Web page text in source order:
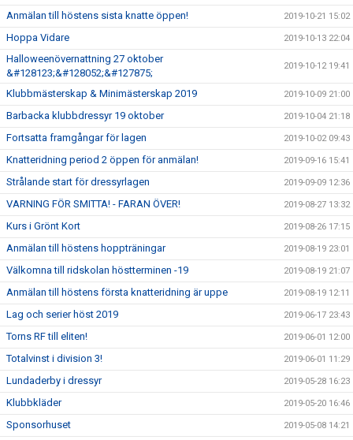
Anmälan till höstens sista knatte öppen! 2019-10-21 15:02
Hoppa Vidare 2019-10-13 22:04
Halloweenövernattning 27 oktober
&#128123;&#128052;&#127875;
2019-10-12 19:41
Klubbmästerskap & Minimästerskap 2019 2019-10-09 21:00
Barbacka klubbdressyr 19 oktober 2019-10-04 21:18
Fortsatta framgångar för lagen 2019-10-02 09:43
Knatteridning period 2 öppen för anmälan! 2019-09-16 15:41
Strålande start för dressyrlagen 2019-09-09 12:36
VARNING FÖR SMITTA! - FARAN ÖVER! 2019-08-27 13:32
Kurs i Grönt Kort 2019-08-26 17:15
Anmälan till höstens hoppträningar 2019-08-19 23:01
Välkomna till ridskolan höstterminen -19 2019-08-19 21:07
Anmälan till höstens första knatteridning är uppe 2019-08-19 12:11
Lag och serier höst 2019 2019-06-17 23:43
Torns RF till eliten! 2019-06-01 12:00
Totalvinst i division 3! 2019-06-01 11:29
Lundaderby i dressyr 2019-05-28 16:23
Klubbkläder 2019-05-20 16:46
Sponsorhuset 2019-05-08 14:21